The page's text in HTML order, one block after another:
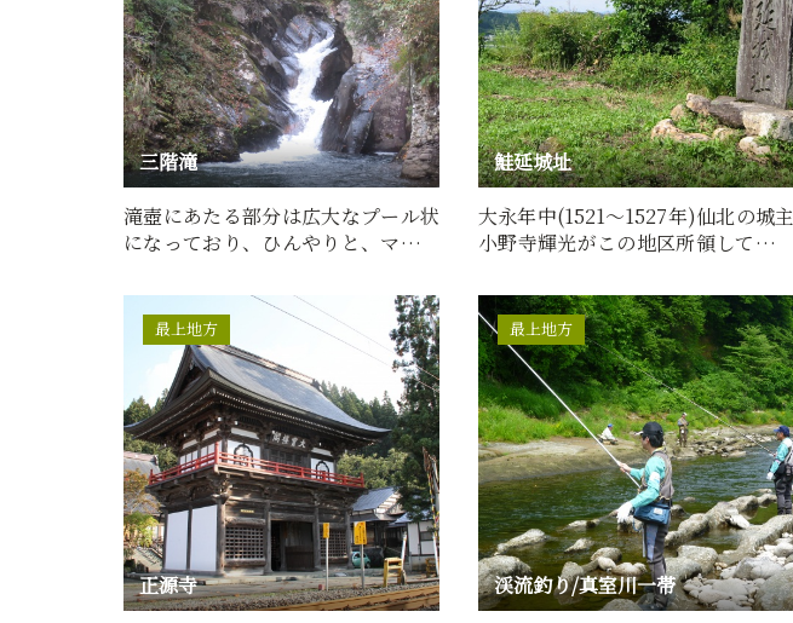
三階滝
滝壺にあたる部分は広大なプール状
になっており、ひんやりと、マイナ
鮭延城址
大永年中(1521～1527年)仙北の城主
小野寺輝光がこの地区所領していた
正源寺
最上地方
渓流釣り/真室川一帯
最上地方